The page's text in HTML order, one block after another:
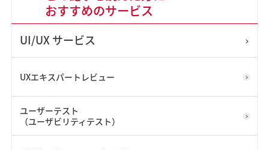
おすすめのサービス
UI/UX サービス
UXエキスパートレビュー
ユーザーテスト
（ユーザビリティテスト）